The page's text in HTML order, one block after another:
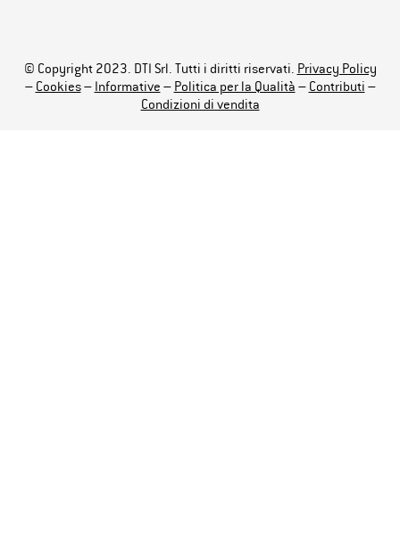
© Copyright 2023. DTI Srl. Tutti i diritti riservati. Privacy Policy
– Cookies– Informative – Politica per la Qualità – Contributi –
Condizioni di vendita